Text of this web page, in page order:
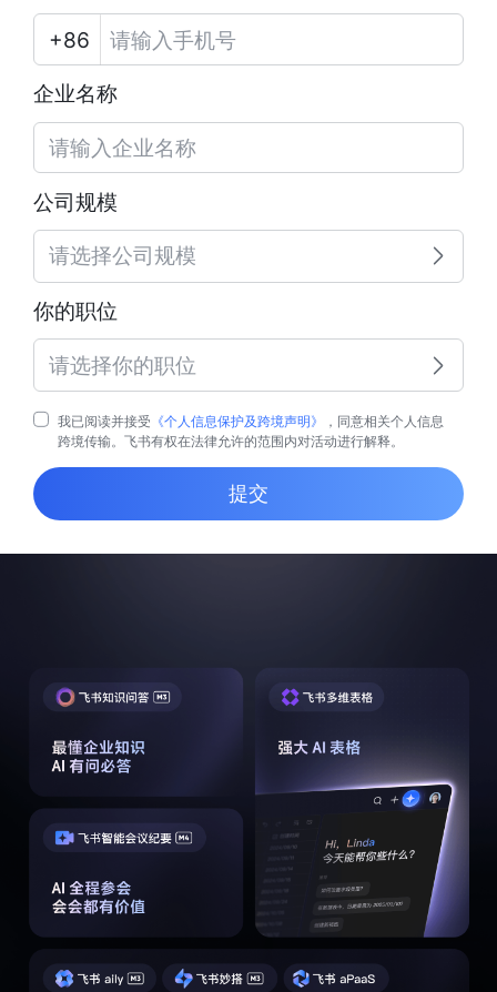
企业名称
公司规模
请选择公司规模
你的职位
请选择你的职位
我已阅读并接受 《个人信息保护及跨境声明》
，同意相关个人信息
跨境传输。飞书有权在法律允许的范围内对活动进行解释。
提交